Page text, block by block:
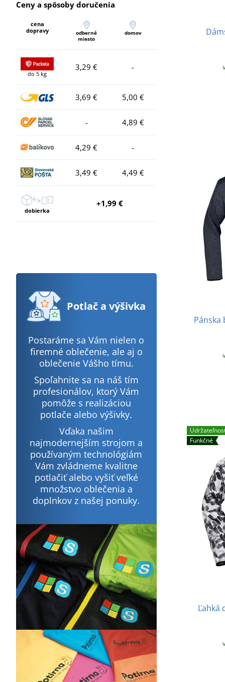
Ceny a spôsoby doručenia
cena
dopravy
odberné
miesto
domov
do 5 kg
3,29 € -
3,69 € 5,00 €
- 4,89 €
4,29 € -
3,49 € 4,49 €
dobierka
+1,99 €
Potlača výšivka
Postaráme sa Vám nielen o
firemné oblečenie, ale aj o
oblečenie Vášho tímu.
Spoľahnite sa na náš tím
profesionálov, ktorý Vám
pomôže s realizáciou
potlače alebo výšivky.
Vďaka našim
najmodernejším strojom a
používaným technológiám
Vám zvládneme kvalitne
potlačiť alebo vyšiť veľké
množstvo oblečenia a
doplnkov z našej ponuky.
Pánska
Funkčné
Ľahká